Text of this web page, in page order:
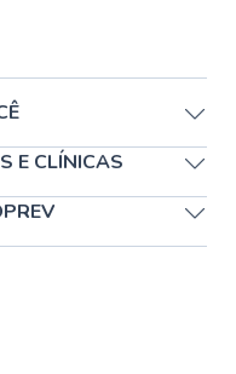
E CLÍNICAS